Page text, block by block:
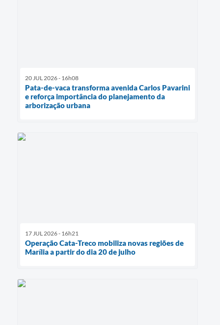
20 JUL 2026 - 16h08
Pata-de-vaca transforma avenida Carlos Pavarini
e reforça importância do planejamento da
arborização urbana
17 JUL 2026 - 16h21
Operação Cata-Treco mobiliza novas regiões de
Marília a partir do dia 20 de julho